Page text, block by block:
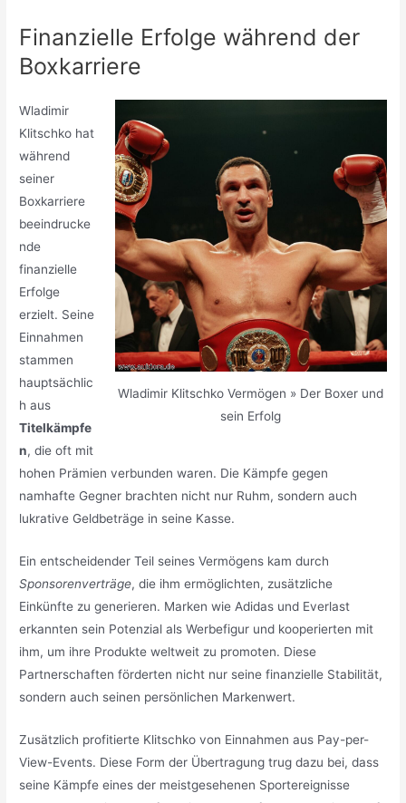
Finanzielle Erfolge während der
Boxkarriere
Wladimir Klitschko Vermögen » Der Boxer und
sein Erfolg
Wladimir
Klitschko hat
während
seiner
Boxkarriere
beeindrucke
nde
finanzielle
Erfolge
erzielt. Seine
Einnahmen
stammen
hauptsächlic
h aus
Titelkämpfe
n, die oft mit
hohen Prämien verbunden waren. Die Kämpfe gegen
namhafte Gegner brachten nicht nur Ruhm, sondern auch
lukrative Geldbeträge in seine Kasse.
Ein entscheidender Teil seines Vermögens kam durch
Sponsorenverträge, die ihm ermöglichten, zusätzliche
Einkünfte zu generieren. Marken wie Adidas und Everlast
erkannten sein Potenzial als Werbefigur und kooperierten mit
ihm, um ihre Produkte weltweit zu promoten. Diese
Partnerschaften förderten nicht nur seine finanzielle Stabilität,
sondern auch seinen persönlichen Markenwert.
Zusätzlich profitierte Klitschko von Einnahmen aus Pay-per-
View-Events. Diese Form der Übertragung trug dazu bei, dass
seine Kämpfe eines der meistgesehenen Sportereignisse